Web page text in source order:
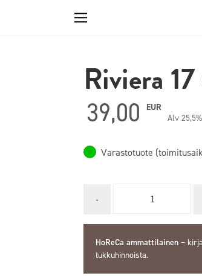
Riviera
39,00
EUR
Alv 25,5%
Varastotuote
HoReCa ammattilainen –
tukkuhinnoista.